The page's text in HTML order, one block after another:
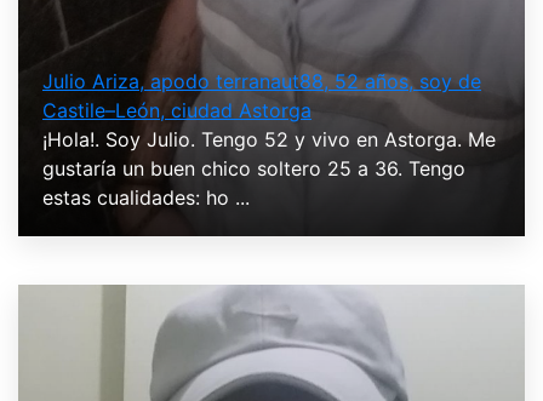
Julio Ariza, apodo terranaut88, 52 años, soy de
Castile–León, ciudad Astorga
¡Hola!. Soy Julio. Tengo 52 y vivo en Astorga. Me
gustaría un buen chico soltero 25 a 36. Tengo
estas cualidades: ho ...